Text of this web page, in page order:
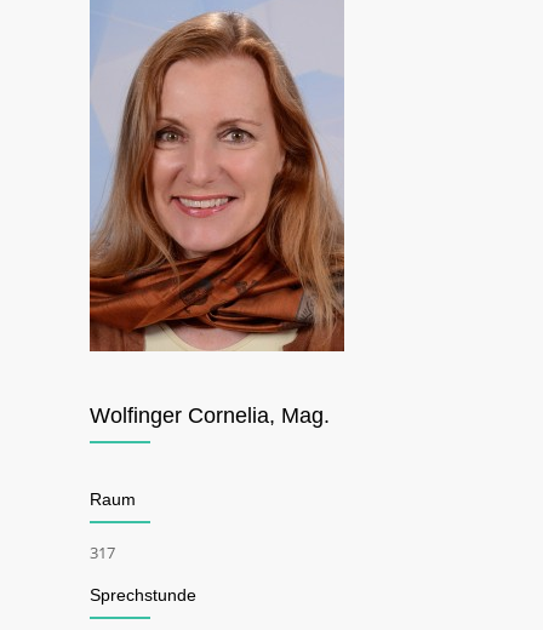
Wolfinger Cornelia, Mag.
Raum
317
Sprechstunde